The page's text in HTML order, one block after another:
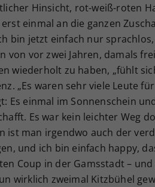
Hinsicht, rot-weiß-roten
einmal an die ganzen
bin jetzt einfach nur
von vor zwei Jahren, damals
wiederholt zu haben, „fühlt
„Es waren sehr viele Leute
Es einmal im Sonnenschein
Es war kein leichter Weg
ist man irgendwo auch der
und ich bin einfach happy,
Coup in der Gamsstadt –
wirklich zweimal Kitzbühel